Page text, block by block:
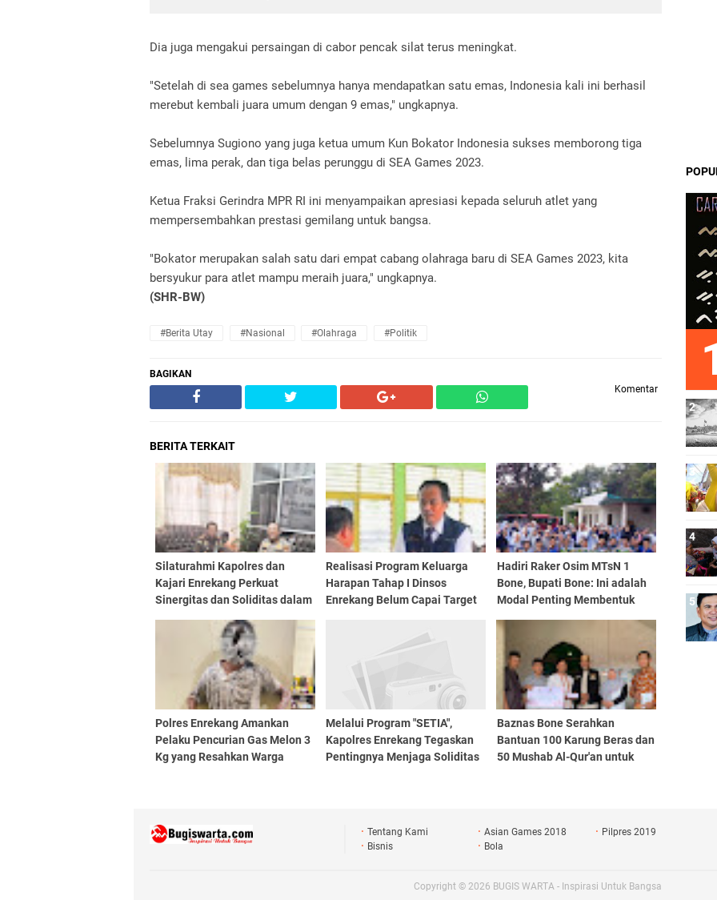
Dia juga mengakui persaingan di cabor pencak silat terus meningkat.
"Setelah di sea games sebelumnya hanya mendapatkan satu emas, Indonesia kali ini berhasil
merebut kembali juara umum dengan 9 emas," ungkapnya.
Sebelumnya Sugiono yang juga ketua umum Kun Bokator Indonesia sukses memborong tiga
emas, lima perak, dan tiga belas perunggu di SEA Games 2023.
Ketua Fraksi Gerindra MPR RI ini menyampaikan apresiasi kepada seluruh atlet yang
mempersembahkan prestasi gemilang untuk bangsa.
"Bokator merupakan salah satu dari empat cabang olahraga baru di SEA Games 2023, kita
bersyukur para atlet mampu meraih juara," ungkapnya.
(SHR-BW)
#Berita Utay #Nasional #Olahraga #Politik
BAGIKAN
Komentar
BERITA TERKAIT
Silaturahmi Kapolres dan
Kajari Enrekang Perkuat
Sinergitas dan Soliditas dalam
Realisasi Program Keluarga
Harapan Tahap I Dinsos
Enrekang Belum Capai Target
Hadiri Raker Osim MTsN 1
Bone, Bupati Bone: Ini adalah
Modal Penting Membentuk
Polres Enrekang Amankan
Pelaku Pencurian Gas Melon 3
Kg yang Resahkan Warga
Melalui Program "SETIA",
Kapolres Enrekang Tegaskan
Pentingnya Menjaga Soliditas
Baznas Bone Serahkan
Bantuan 100 Karung Beras dan
50 Mushab Al-Qur'an untuk
Tentang Kami Asian Games 2018
Pilpres 2019
Bisnis
Bola
Copyright © 2026 BUGIS WARTA - Inspirasi Untuk Bangsa